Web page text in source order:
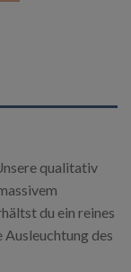
qualitativ
du ein reines
Ausleuchtung des